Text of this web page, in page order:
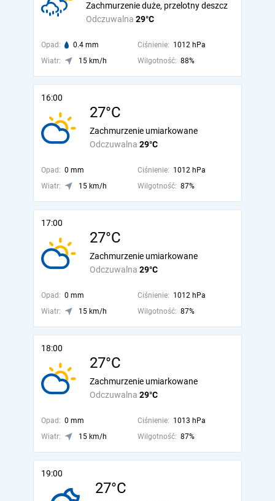
Odczuwalna 29°C
Zachmurzenie duże, przelotny deszcz
Opad: 0.4 mm Ciśnienie: 1012 hPa
Wiatr:
15 km/h Wilgotność: 88%
16:00
27°C
Odczuwalna 29°C
Zachmurzenie umiarkowane
Opad: 0 mm Ciśnienie: 1012 hPa
Wiatr:
15 km/h Wilgotność: 87%
17:00
27°C
Odczuwalna 29°C
Zachmurzenie umiarkowane
Opad: 0 mm Ciśnienie: 1012 hPa
Wiatr:
15 km/h Wilgotność: 87%
18:00
27°C
Odczuwalna 29°C
Zachmurzenie umiarkowane
Opad: 0 mm Ciśnienie: 1013 hPa
Wiatr:
15 km/h Wilgotność: 87%
19:00
27°C